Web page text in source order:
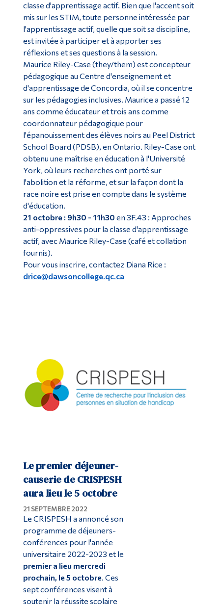
classe d'apprentissage actif. Bien que l'accent soit
mis sur les STIM, toute personne intéressée par
l'apprentissage actif, quelle que soit sa discipline,
est invitée à participer et à apporter ses
réflexions et ses questions à la session.
Maurice Riley-Case (they/them) est concepteur
pédagogique au Centre d'enseignement et
d'apprentissage de Concordia, où il se concentre
sur les pédagogies inclusives. Maurice a passé 12
ans comme éducateur et trois ans comme
coordonnateur pédagogique pour
l'épanouissement des élèves noirs au Peel District
School Board (PDSB), en Ontario. Riley-Case ont
obtenu une maîtrise en éducation à l'Université
York, où leurs recherches ont porté sur
l'abolition et la réforme, et sur la façon dont la
race noire est prise en compte dans le système
d'éducation.
21 octobre : 9h30 - 11h30 en 3F.43 : Approches
anti-oppressives pour la classe d'apprentissage
actif, avec Maurice Riley-Case (café et collation
fournis).
Pour vous inscrire, contactez Diana Rice :
drice@dawsoncollege.qc.ca
Le premier déjeuner-
causerie de CRISPESH
aura lieu le 5 octobre
21 SEPTEMBRE 2022
Le CRISPESH a annoncé son
programme de déjeuners-
conférences pour l'année
universitaire 2022-2023 et le
premier a lieu mercredi
prochain, le 5 octobre. Ces
sept conférences visent à
soutenir la réussite scolaire